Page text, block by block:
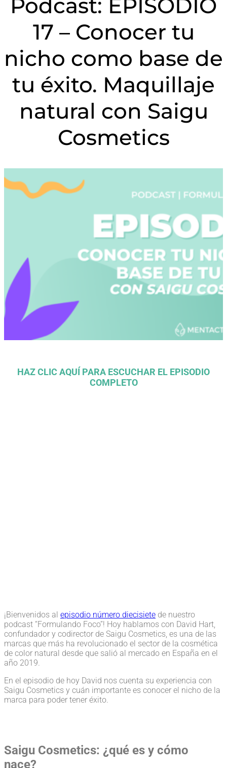
Podcast: EPISODIO
17 – Conocer tu
nicho como base de
tu éxito. Maquillaje
natural con Saigu
Cosmetics
HAZ CLIC AQUÍ PARA ESCUCHAR EL EPISODIO
COMPLETO
¡Bienvenidos al episodio número diecisiete de nuestro
podcast “Formulando Foco”! Hoy hablamos con David Hart,
confundador y codirector de Saigu Cosmetics, es una de las
marcas que más ha revolucionado el sector de la cosmética
de color natural desde que salió al mercado en España en el
año 2019.
En el episodio de hoy David nos cuenta su experiencia con
Saigu Cosmetics y cuán importante es conocer el nicho de la
marca para poder tener éxito.
Saigu Cosmetics: ¿qué es y cómo
nace?